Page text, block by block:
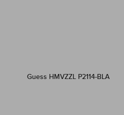
Guess HMVZZL P2114-BLA